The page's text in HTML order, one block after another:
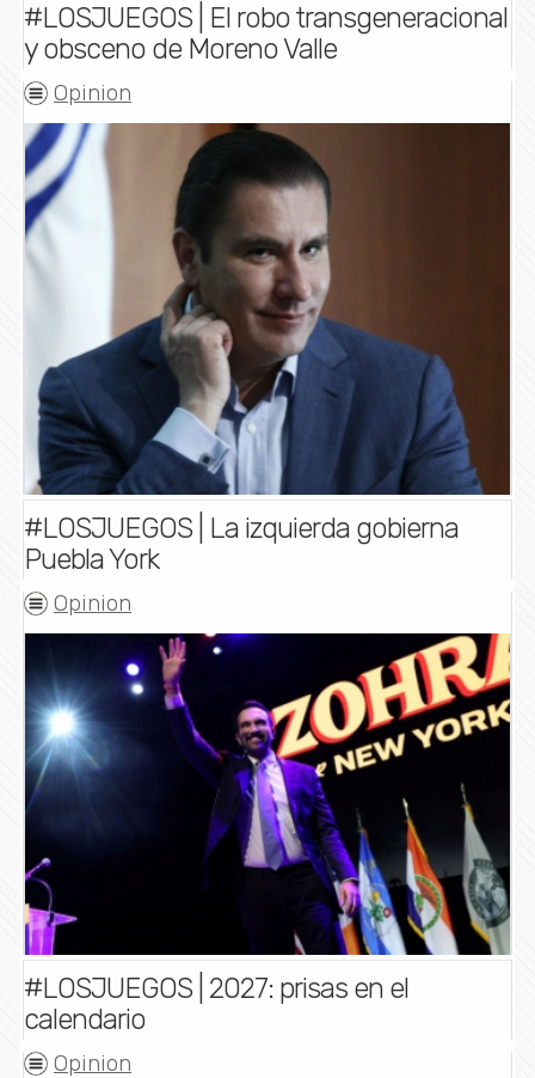
#LOSJUEGOS | El robo transgeneracional
y obsceno de Moreno Valle
Opinion
#LOSJUEGOS | La izquierda gobierna
Puebla York
Opinion
#LOSJUEGOS | 2027: prisas en el
calendario
Opinion